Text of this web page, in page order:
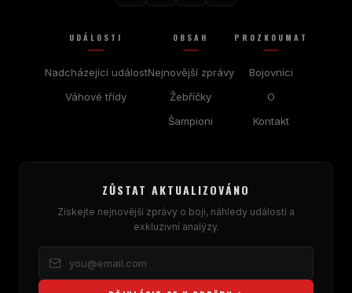
UDÁLOSTI
Nadcházející událost
Váhové třídy
OBSAH
Nejnovější zprávy
Žebříčky
Šampioni
PROZKOUMAT
Bojovníci
O
Kontakt
ZŮSTAT AKTUALIZOVÁNO
Získejte nejnovější zprávy o boji, náhledy událostí a
exkluzivní analýzy.